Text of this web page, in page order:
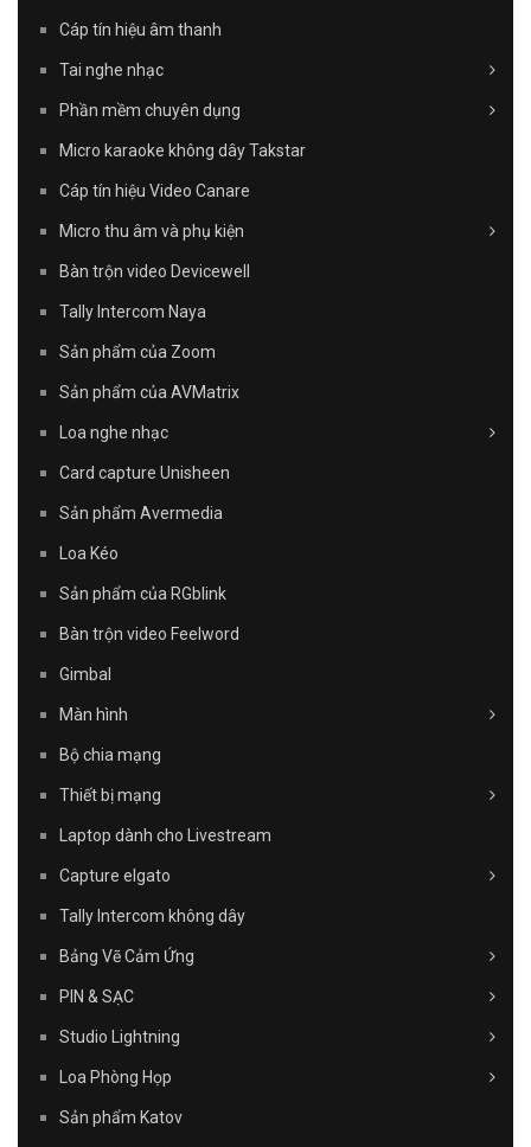
Cáp tín hiệu âm thanh
Tai nghe nhạc
Phần mềm chuyên dụng
Micro karaoke không dây Takstar
Cáp tín hiệu Video Canare
Micro thu âm và phụ kiện
Bàn trộn video Devicewell
Tally Intercom Naya
Sản phẩm của Zoom
Sản phẩm của AVMatrix
Loa nghe nhạc
Card capture Unisheen
Sản phẩm Avermedia
Loa Kéo
Sản phẩm của RGblink
Bàn trộn video Feelword
Gimbal
Màn hình
Bộ chia mạng
Thiết bị mạng
Laptop dành cho Livestream
Capture elgato
Tally Intercom không dây
Bảng Vẽ Cảm Ứng
PIN & SẠC
Studio Lightning
Loa Phòng Họp
Sản phẩm Katov